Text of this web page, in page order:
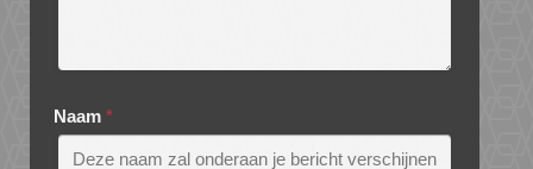
Naam *